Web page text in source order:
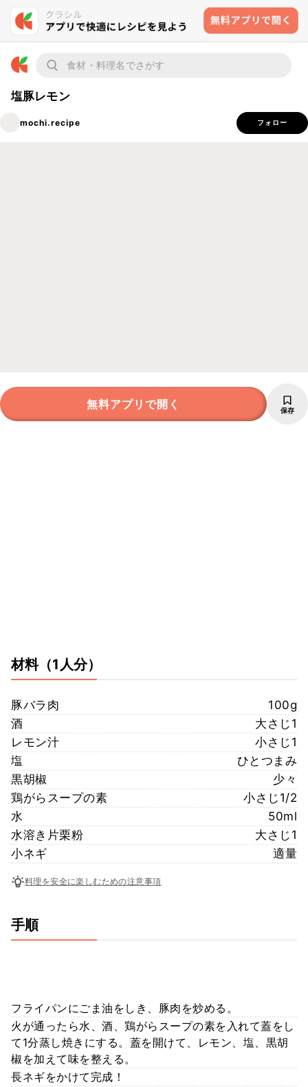
塩豚レモン
mochi.recipe フォロー
無料アプリで開く 保存
材料（1人分）
豚バラ肉
100g
酒
大さじ1
レモン汁
小さじ1
塩
ひとつまみ
黒胡椒
少々
鶏がらスープの素
小さじ1/2
水
50ml
水溶き片栗粉
大さじ1
小ネギ
適量
料理を安全に楽しむための注意事項
手順
フライパンにごま油をしき、豚肉を炒める。
火が通ったら水、酒、鶏がらスープの素を入れて蓋をし
て1分蒸し焼きにする。蓋を開けて、レモン、塩、黒胡
椒を加えて味を整える。
長ネギをかけて完成！